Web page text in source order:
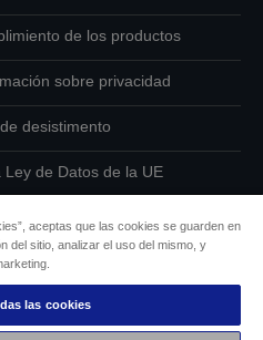
de los productos
sobre privacidad
desistimento
de Datos de la UE
sobre cookies
de Epson
aceptas que las cookies se guarden en
del sitio, analizar el uso del mismo, y
las cookies